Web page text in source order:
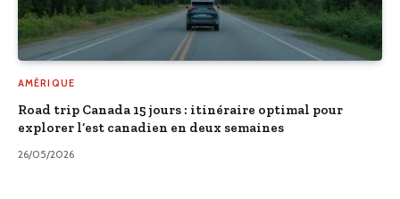
AMÉRIQUE
Road trip Canada 15 jours : itinéraire optimal pour
explorer l’est canadien en deux semaines
26/05/2026